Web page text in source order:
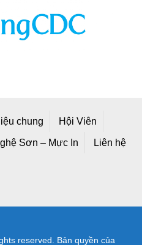
chung Hội Viên
Sơn – Mực In Liên hệ
reserved. Bản quyền của